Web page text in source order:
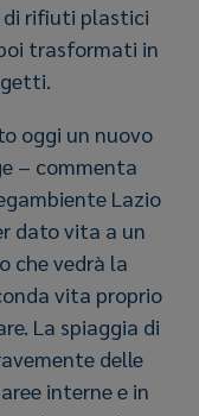
di rifiuti plastici
trasformati in
oggi un nuovo
– commenta
Lazio
dato vita a un
che vedrà la
vita proprio
La spiaggia di
delle
interne e in